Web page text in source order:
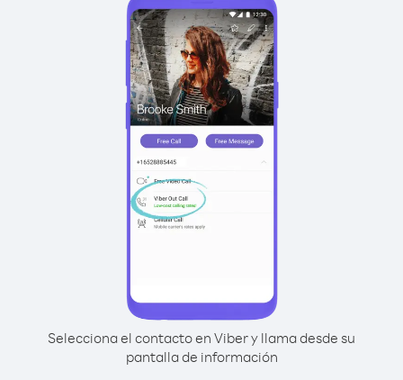
Selecciona el contacto en Viber y llama desde su
pantalla de información